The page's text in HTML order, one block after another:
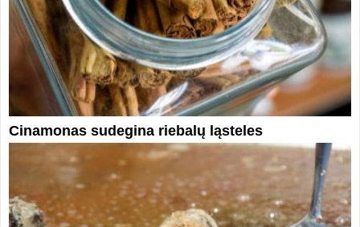
Cinamonas sudegina riebalų ląsteles